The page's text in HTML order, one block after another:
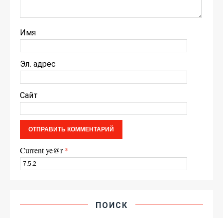
Имя
Эл. адрес
Сайт
Current ye@r*
ПОИСК